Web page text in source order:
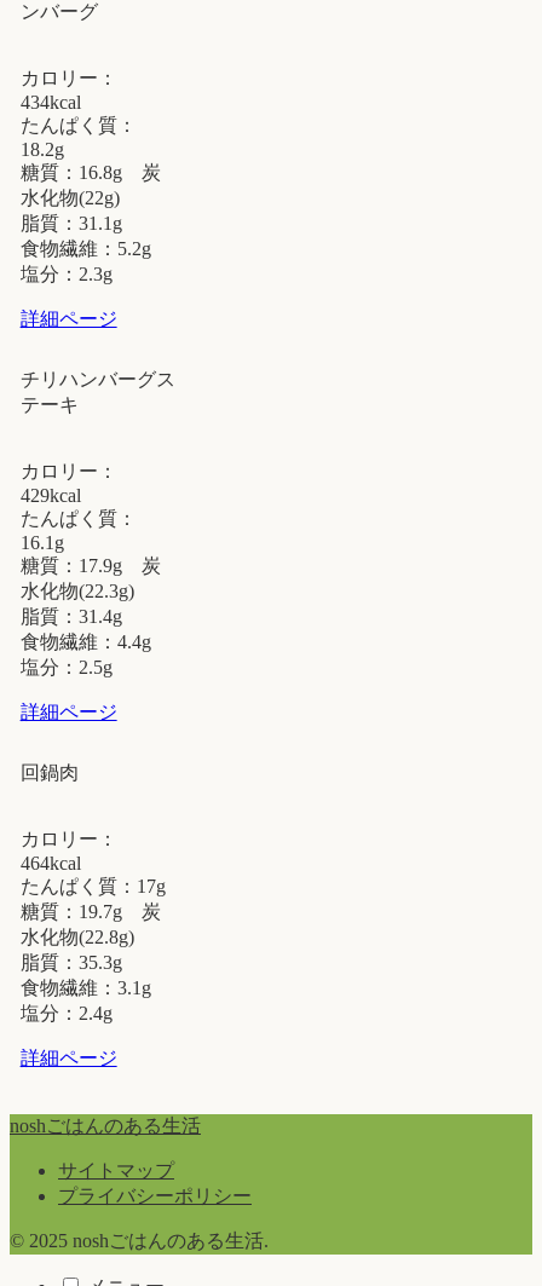
ンバーグ
カロリー：
434kcal
たんぱく質：
18.2g
糖質：16.8g 炭
水化物(22g)
脂質：31.1g
食物繊維：5.2g
塩分：2.3g
詳細ページ
チリハンバーグス
テーキ
カロリー：
429kcal
たんぱく質：
16.1g
糖質：17.9g 炭
水化物(22.3g)
脂質：31.4g
食物繊維：4.4g
塩分：2.5g
詳細ページ
回鍋肉
カロリー：
464kcal
たんぱく質：17g
糖質：19.7g 炭
水化物(22.8g)
脂質：35.3g
食物繊維：3.1g
塩分：2.4g
詳細ページ
noshごはんのある生活
サイトマップ
プライバシーポリシー
© 2025 noshごはんのある生活.